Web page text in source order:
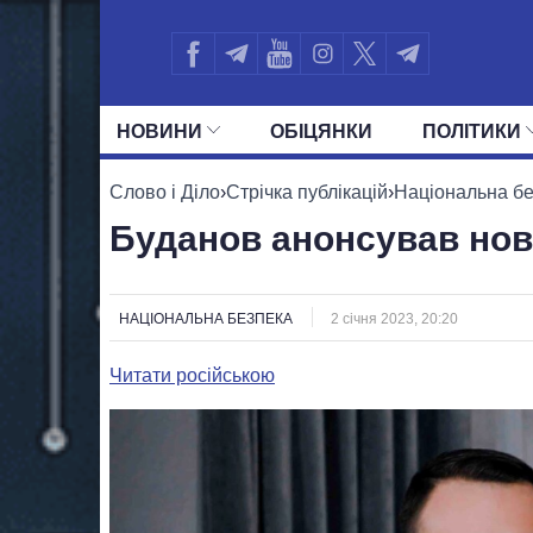
НОВИНИ ОБIЦЯНКИ ПОЛIТИКИ
УСІ ПОЛІТИКИ ПРЕЗИДЕНТ І
Слово і Діло›Стрічка публікацій›Національна
Буданов анонсував
НАЦІОНАЛЬНА БЕЗПЕКА 2 січня 2023, 20:20
Читати російською